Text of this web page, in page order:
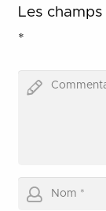
Les
*